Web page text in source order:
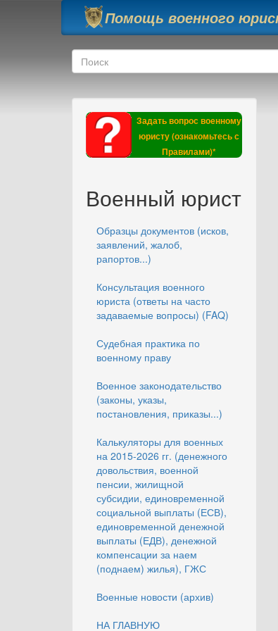
Перейти к основному содержанию
Помощь военного
Форма поиска
Поиск
Задать вопрос военному
юристу (ознакомьтесь с
Правилами)*
Военный юрист
Образцы документов (исков,
заявлений, жалоб,
рапортов...)
Консультация военного
юриста (ответы на часто
задаваемые вопросы) (FAQ)
Судебная практика по
военному праву
Военное законодательство
(законы, указы,
постановления, приказы...)
Калькуляторы для военных
на 2015-2026 гг. (денежного
довольствия, военной
пенсии, жилищной
субсидии, единовременной
социальной выплаты (ЕСВ),
единовременной денежной
выплаты (ЕДВ), денежной
компенсации за наем
(поднаем) жилья), ГЖС
Военные новости (архив)
НА ГЛАВНУЮ